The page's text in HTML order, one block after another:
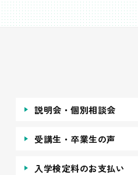
説明会・個別相談会
受講生・卒業生の声
入学検定料のお支払い